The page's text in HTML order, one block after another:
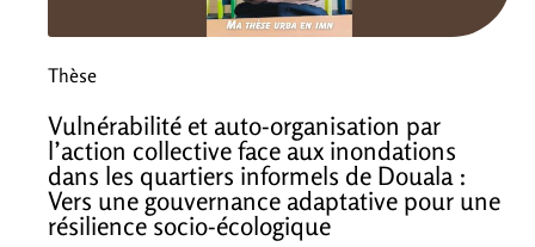
Thèse
Vulnérabilité et auto-organisation par
l’action collective face aux inondations
dans les quartiers informels de Douala :
Vers une gouvernance adaptative pour une
résilience socio-écologique